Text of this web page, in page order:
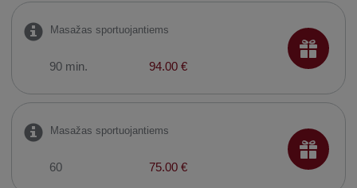
Masažas sportuojantiems
90 min. 94.00 €
Masažas sportuojantiems
60 75.00 €